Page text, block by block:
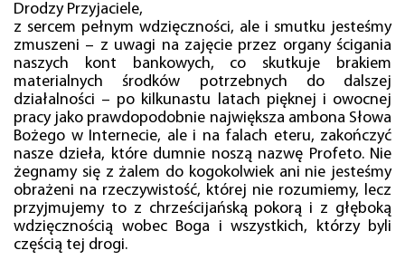
Drodzy Przyjaciele,
z sercem pełnym wdzięczności, ale i smutku jesteśmy
zmuszeni – z uwagi na zajęcie przez organy ścigania
naszych kont bankowych, co skutkuje brakiem
materialnych środków potrzebnych do dalszej
działalności – po kilkunastu latach pięknej i owocnej
pracy jako prawdopodobnie największa ambona Słowa
Bożego w Internecie, ale i na falach eteru, zakończyć
nasze dzieła, które dumnie noszą nazwę Profeto. Nie
żegnamy się z żalem do kogokolwiek ani nie jesteśmy
obrażeni na rzeczywistość, której nie rozumiemy, lecz
przyjmujemy to z chrześcijańską pokorą i z głęboką
wdzięcznością wobec Boga i wszystkich, którzy byli
częścią tej drogi.